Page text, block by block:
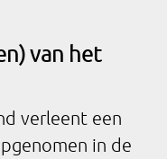
van het
verleent een
in de